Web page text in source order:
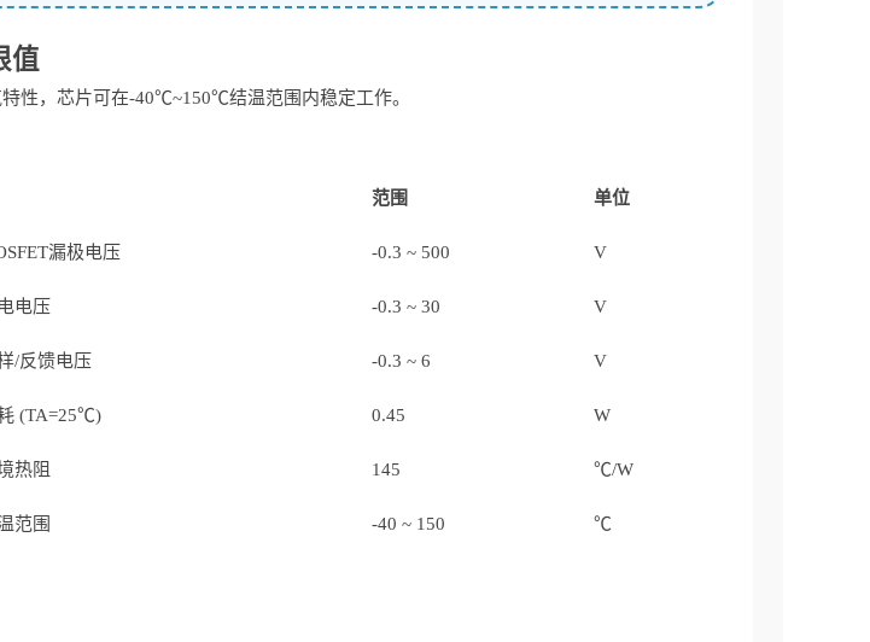
值
性，芯片可在-40℃~150℃结温范围内稳定工作。
范围 单位
漏极电压 -0.3 ~ 500 V
电压 -0.3 ~ 30 V
/反馈电压 -0.3 ~ 6 V
(TA=25℃) 0.45 W
热阻 145 ℃/W
范围 -40 ~ 150 ℃